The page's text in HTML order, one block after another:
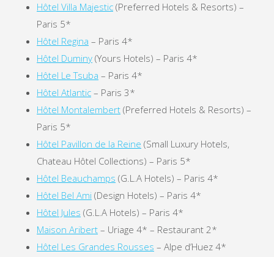
Hôtel Villa Majestic (Preferred Hotels & Resorts) –
Paris 5*
Hôtel Regina – Paris 4*
Hôtel Duminy (Yours Hotels) – Paris 4*
Hôtel Le Tsuba – Paris 4*
Hôtel Atlantic – Paris 3*
Hôtel Montalembert (Preferred Hotels & Resorts) –
Paris 5*
Hôtel Pavillon de la Reine (Small Luxury Hotels,
Chateau Hôtel Collections) – Paris 5*
Hôtel Beauchamps (G.L.A Hotels) – Paris 4*
Hôtel Bel Ami (Design Hotels) – Paris 4*
Hôtel Jules (G.L.A Hotels) – Paris 4*
Maison Aribert – Uriage 4* – Restaurant 2*
Hôtel Les Grandes Rousses – Alpe d’Huez 4*